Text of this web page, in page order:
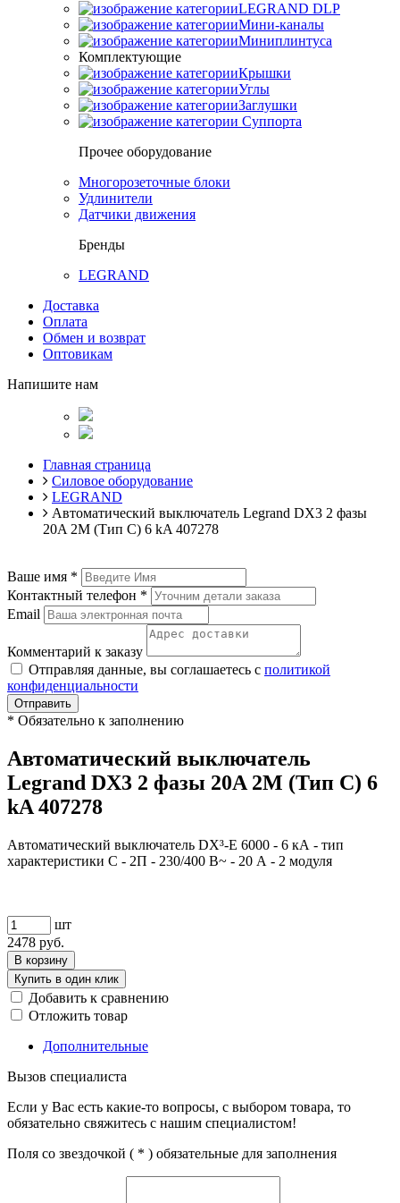
LEGRAND DLP
Мини-каналы
Миниплинтуса
Комплектующие
Крышки
Углы
Заглушки
Суппорта
Прочее оборудование
Многорозеточные блоки
Удлинители
Датчики движения
Бренды
LEGRAND
Доставка
Оплата
Обмен и возврат
Оптовикам
Напишите нам
Главная страница
Силовое оборудование
LEGRAND
Автоматический выключатель Legrand DX3 2 фазы
20A 2М (Тип C) 6 kA 407278
Ваше имя *
Контактный телефон *
Email
Комментарий к заказу
Отправляя данные, вы соглашаетесь с политикой
конфиденциальности
Отправить
* Обязательно к заполнению
Автоматический выключатель
Legrand DX3 2 фазы 20A 2М (Тип C) 6
kA 407278
Автоматический выключатель DX³-E 6000 - 6 кА - тип
характеристики C - 2П - 230/400 В~ - 20 А - 2 модуля
шт
2478 руб.
В корзину
Купить в один клик
Добавить к сравнению
Отложить товар
Дополнительные
Вызов специалиста
Если у Вас есть какие-то вопросы, с выбором товара, то
обязательно свяжитесь с нашим специалистом!
Поля со звездочкой ( * ) обязательные для заполнения